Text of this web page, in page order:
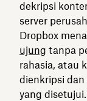
dekripsi
server
Dropbox
ujung tanpa
rahasia, atau
dienkripsi
yang disetujui.